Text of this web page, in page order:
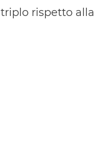
rispetto alla